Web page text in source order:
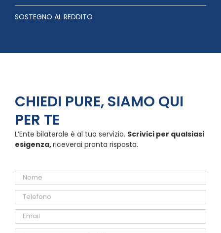
SOSTEGNO AL REDDITO
CHIEDI PURE, SIAMO QUI
PER TE
L’Ente bilaterale è al tuo servizio. Scrivici per qualsiasi
esigenza,riceverai pronta risposta.